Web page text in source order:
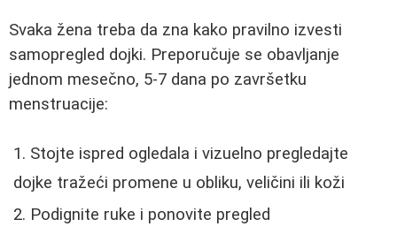
Svaka žena treba da zna kako pravilno izvesti
samopregled dojki. Preporučuje se obavljanje
jednom mesečno, 5-7 dana po završetku
menstruacije:
Stojte ispred ogledala i vizuelno pregledajte
dojke tražeći promene u obliku, veličini ili koži
Podignite ruke i ponovite pregled